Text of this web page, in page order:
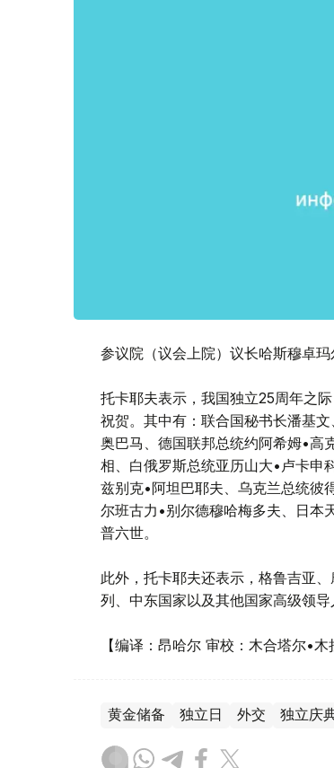
参议院（议会上院）议长哈斯穆卓玛
托卡耶夫表示，我国独立25周年之
祝贺。其中有：联合国秘书长潘基
奥巴马、德国联邦总统约阿希姆•高
相、白俄罗斯总统亚历山大•卢卡申
兹别克•阿坦巴耶夫、乌克兰总统彼
尔班古力•别尔德穆哈梅多夫、日本
普六世。
此外，托卡耶夫还表示，格鲁吉亚
列、中东国家以及其他国家高级领
【编译：昂哈尔 审校：木合塔尔•木
黄金储备 独立日 外交 独立庆